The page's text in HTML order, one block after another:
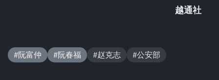
越通社
#阮富仲 #阮春福 #赵克志 #公安部